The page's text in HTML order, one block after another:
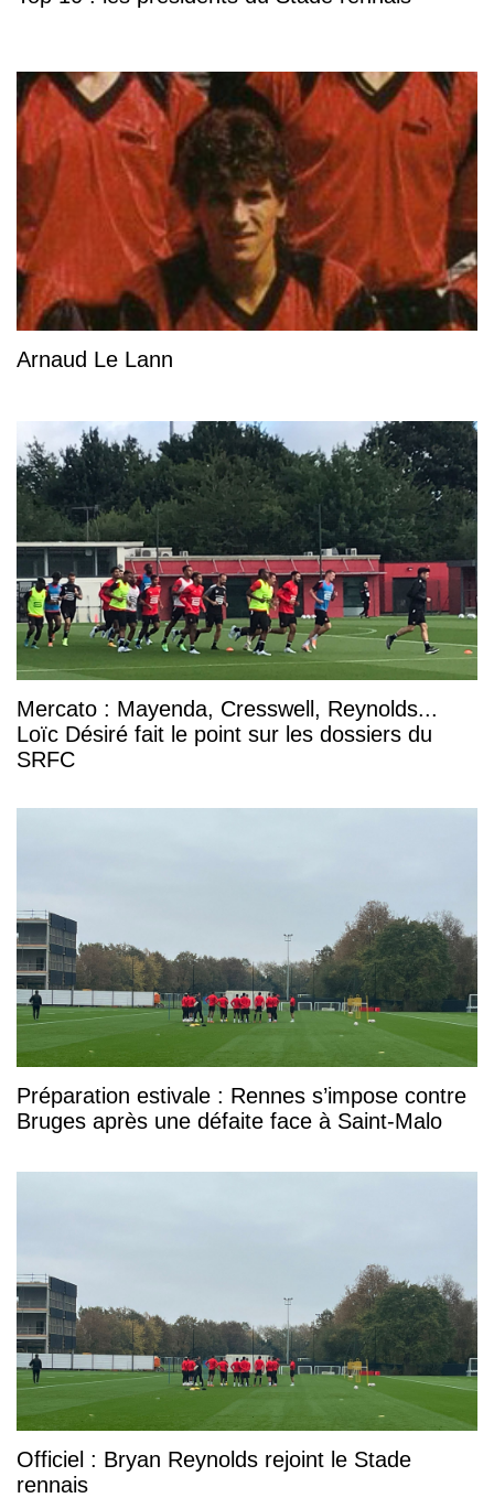
Arnaud Le Lann
Mercato : Mayenda, Cresswell, Reynolds...
Loïc Désiré fait le point sur les dossiers du
SRFC
Préparation estivale : Rennes s’impose contre
Bruges après une défaite face à Saint-Malo
Officiel : Bryan Reynolds rejoint le Stade
rennais